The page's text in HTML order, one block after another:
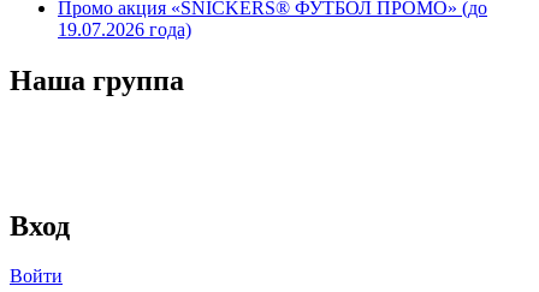
Промо акция «SNICKERS® ФУТБОЛ ПРОМО» (до
19.07.2026 года)
Наша группа
Вход
Войти